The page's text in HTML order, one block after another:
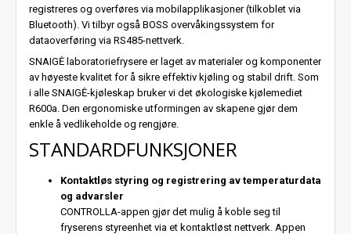
registreres og overføres via mobilapplikasjoner (tilkoblet via
Bluetooth). Vi tilbyr også BOSS overvåkingssystem for
dataoverføring via RS485-nettverk.
SNAIGĖ laboratoriefrysere er laget av materialer og komponenter
av høyeste kvalitet for å sikre effektiv kjøling og stabil drift. Som
i alle SNAIGĖ-kjøleskap bruker vi det økologiske kjølemediet
R600a. Den ergonomiske utformingen av skapene gjør dem
enkle å vedlikeholde og rengjøre.
STANDARDFUNKSJONER
Kontaktløs styring og registrering av temperaturdata
og advarsler
CONTROLLA-appen gjør det mulig å koble seg til
fryserens styreenhet via et kontaktløst nettverk. Appen